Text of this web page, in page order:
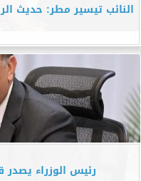
النائب تيسير مطر: حديث
رئيس الوزراء يصدر